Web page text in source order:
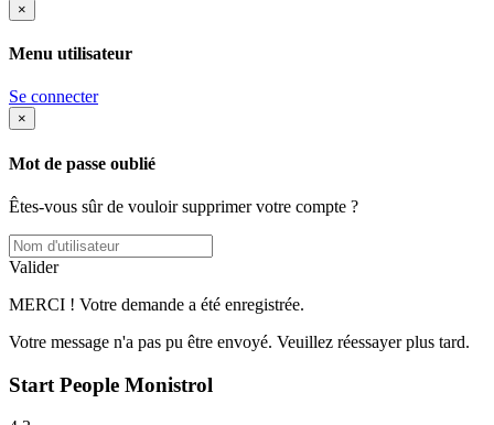
×
Menu utilisateur
Se connecter
×
Mot de passe oublié
Êtes-vous sûr de vouloir supprimer votre compte ?
Valider
MERCI ! Votre demande a été enregistrée.
Votre message n'a pas pu être envoyé. Veuillez réessayer plus tard.
Start People Monistrol